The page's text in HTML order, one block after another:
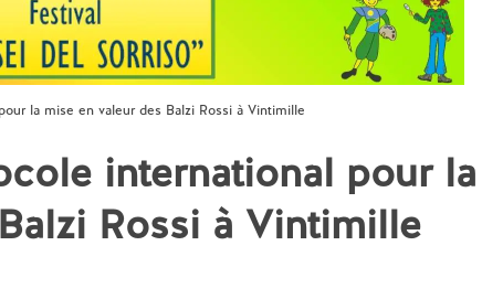
la mise en valeur des Balzi Rossi à Vintimille
international pour la
Rossi à Vintimille